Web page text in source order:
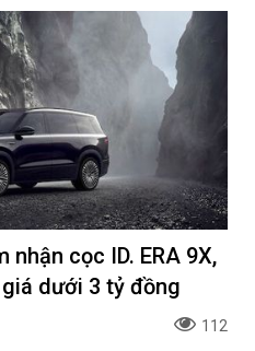
cọc ID. ERA 9X,
giá dưới 3 tỷ đồng
112